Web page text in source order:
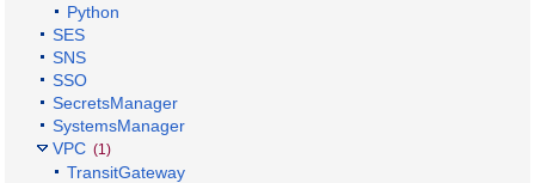
Python
SES
SNS
SSO
SecretsManager
SystemsManager
VPC (1)
TransitGateway